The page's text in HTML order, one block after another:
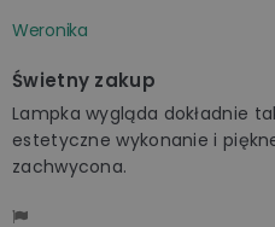
Weronika
Świetny zakup
Lampka wygląda dokładnie
estetyczne wykonanie i
zachwycona.